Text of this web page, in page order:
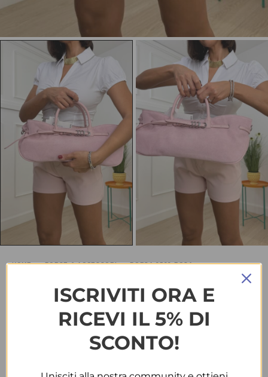
HOME BORSE & ACCESSORI BORSA 2528 ROSA
Borsa 2528 rosa
€28.00
15.00
ISCRIVITI ORA E
RICEVI IL 5% DI
SCONTO!